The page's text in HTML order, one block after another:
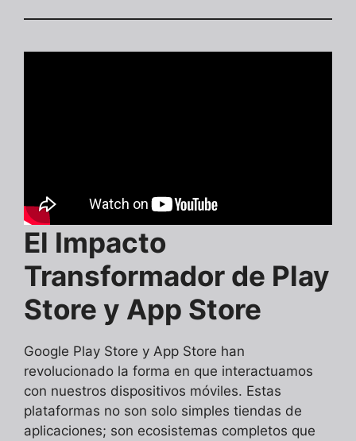
El Impacto
Transformador de Play
Store y App Store
Google Play Store y App Store han
revolucionado la forma en que interactuamos
con nuestros dispositivos móviles. Estas
plataformas no son solo simples tiendas de
aplicaciones; son ecosistemas completos que